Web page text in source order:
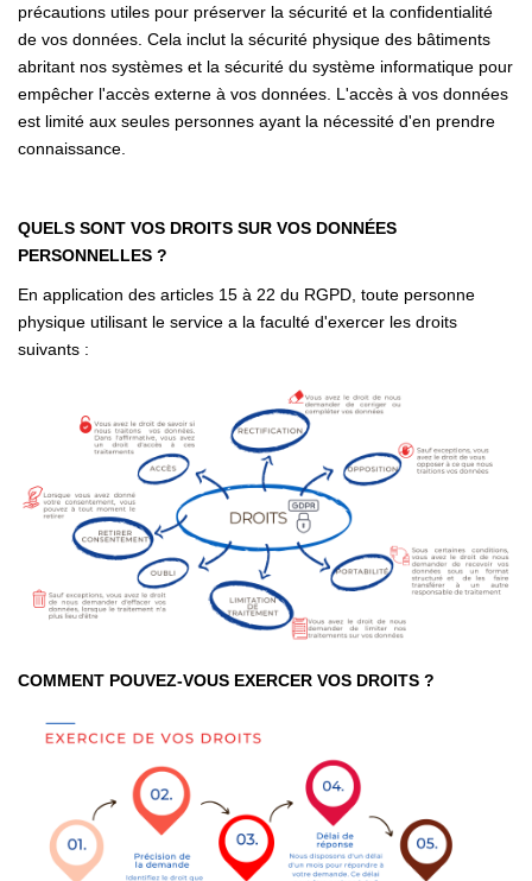
précautions utiles pour préserver la sécurité et la confidentialité
de vos données. Cela inclut la sécurité physique des bâtiments
abritant nos systèmes et la sécurité du système informatique pour
empêcher l'accès externe à vos données. L'accès à vos données
est limité aux seules personnes ayant la nécessité d'en prendre
connaissance.
QUELS SONT VOS DROITS SUR VOS DONNÉES
PERSONNELLES ?
En application des articles 15 à 22 du RGPD, toute personne
physique utilisant le service a la faculté d'exercer les droits
suivants :
COMMENT POUVEZ-VOUS EXERCER VOS DROITS ?